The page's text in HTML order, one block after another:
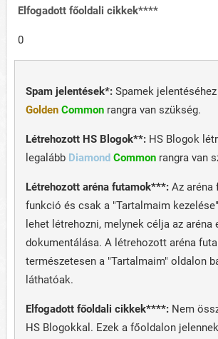
Elfogadott főoldali cikkek****
0
Spam jelentések*: Spamek
Golden Common rangra van szükség.
Létrehozott HS Blogok**: HS Blogok
legalább Diamond Common rangra van
Létrehozott aréna futamok***: Az aréna
funkció és csak a "Tartalmaim
lehet létrehozni, melynek célja az aréna
dokumentálása. A létrehozott aréna
természetesen a "Tartalmaim" oldalon
láthatóak.
Elfogadott főoldali cikkek****: Nem
HS Blogokkal. Ezek a főoldalon